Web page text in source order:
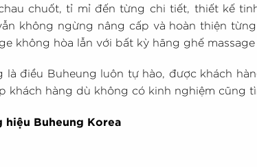
chuốt, tỉ mỉ đến từng chi tiết, thiết kế
không ngừng nâng cấp và hoàn thiện
không hòa lẫn với bất kỳ hãng ghế massage
điều Buheung luôn tự hào, được khách
khách hàng dù không có kinh nghiệm cũng
hiệu Buheung Korea